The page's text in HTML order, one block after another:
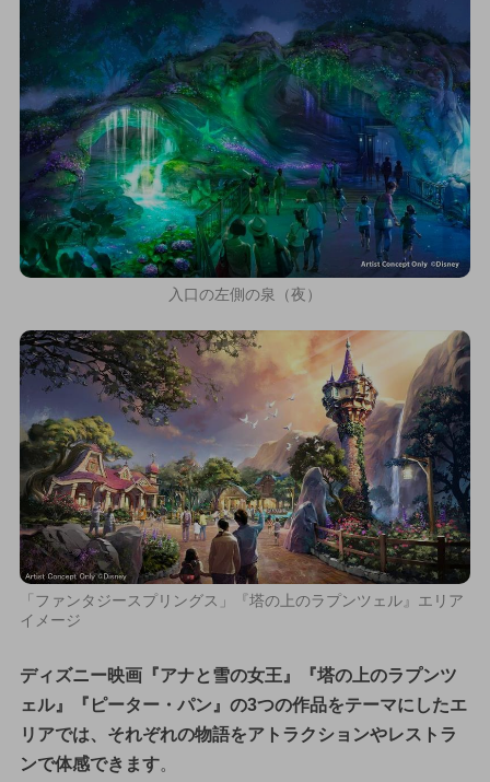
入口の左側の泉（夜）
「ファンタジースプリングス」『塔の上のラプンツェル』エリア
イメージ
ディズニー映画『アナと雪の女王』『塔の上のラプンツ
ェル』『ピーター・パン』の3つの作品をテーマにしたエ
リアでは、それぞれの物語をアトラクションやレストラ
ンで体感できます。